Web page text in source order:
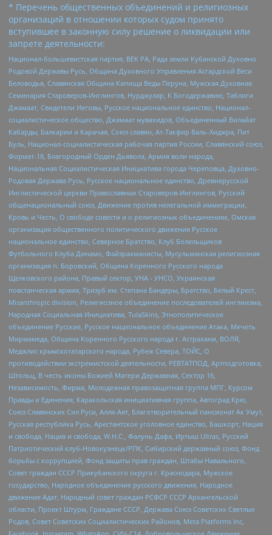
* Перечень общественных объединений и религиозных
организаций в отношении которых судом принято
вступившее в законную силу решение о ликвидации или
запрете деятельности:
Национал-большевистская партия, ВЕК РА, Рада земли Кубанской Духовно
Родовой Державы Русь, Община Духовного Управления Асгардской Веси
Беловодья, Славянская Община Капища Веды Перуна, Мужская Духовная
Семинария Староверов-Инглингов, Нурджулар, К Богодержавию, Таблиги
Джамаат, Свидетели Иеговы, Русское национальное единство, Национал-
социалистическое общество, Джамаат мувахидов, Объединенный Вилайат
Кабарды, Балкарии и Карачая, Союз славян, Ат-Такфир Валь-Хиджра, Пит
Буль, Национал-социалистическая рабочая партия России, Славянский союз,
Формат-18, Благородный Орден Дьявола, Армия воли народа,
Национальная Социалистическая Инициатива города Череповца, Духовно-
Родовая Держава Русь, Русское национальное единство, Древнерусской
Инглистической церкви Православных Староверов-Инглингов, Русский
общенациональный союз, Движение против нелегальной иммиграции,
Кровь и Честь, О свободе совести и о религиозных объединениях, Омская
организация общественного политического движения Русское
национальное единство, Северное Братство, Клуб Болельщиков
Футбольного Клуба Динамо, Файзрахманисты, Мусульманская религиозная
организация п. Боровский, Община Коренного Русского народа
Щелковского района, Правый сектор, УНА - УНСО, Украинская
повстанческая армия, Тризуб им. Степана Бандеры, Братство, Белый Крест,
Misanthropic division, Религиозное объединение последователей инглиизма,
Народная Социальная Инициатива, TulaSkins, Этнополитическое
объединение Русские, Русское национальное объединение Атака, Мечеть
Мирмамеда, Община Коренного Русского народа г. Астрахани, ВОЛЯ,
Меджлис крымскотатарского народа, Рубеж Севера, ТОЙС, О
противодействии экстремистской деятельности, РЕВТАТПОД, Артподготовка,
Штольц, В честь иконы Божией Матери Державная, Сектор 16,
Независимость, Фирма, Молодежная правозащитная группа МПГ, Курсом
Правды и Единения, Каракольская инициативная группа, Автоград Крю,
Союз Славянских Сил Руси, Алля-Аят, Благотворительный пансионат Ак Умут,
Русская республика Русь, Арестантское уголовное единство, Башкорт, Нация
и свобода, Нация и свобода, W.H.С., Фалунь Дафа, Иртыш Ultras, Русский
Патриотический клуб-Новокузнецк/РПК, Сибирский державный союз, Фонд
борьбы с коррупцией, Фонд защиты прав граждан, Штабы Навального,
Совет граждан СССР Прикубанского округа г. Краснодара, Мужское
государство, Народное объединение русского движения, Народное
движение Адат, Народный совет граждан РСФСР СССР Архангельской
области, Проект Штурм, Граждане СССР, Держава Союз Советских Светлых
Родов, Совет Советских Социалистических Районов, Meta Platforms Inc,